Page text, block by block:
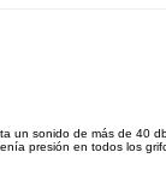
sonido de más de 40
presión en todos los